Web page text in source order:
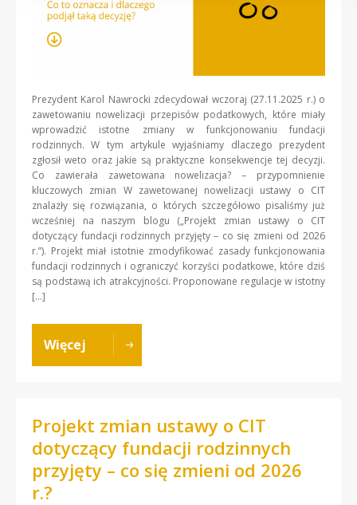
Prezydent Karol Nawrocki zdecydował wczoraj (27.11.2025 r.) o
zawetowaniu nowelizacji przepisów podatkowych, które miały
wprowadzić istotne zmiany w funkcjonowaniu fundacji
rodzinnych. W tym artykule wyjaśniamy dlaczego prezydent
zgłosił weto oraz jakie są praktyczne konsekwencje tej decyzji.
Co zawierała zawetowana nowelizacja? – przypomnienie
kluczowych zmian W zawetowanej nowelizacji ustawy o CIT
znalazły się rozwiązania, o których szczegółowo pisaliśmy już
wcześniej na naszym blogu („Projekt zmian ustawy o CIT
dotyczący fundacji rodzinnych przyjęty – co się zmieni od 2026
r.”). Projekt miał istotnie zmodyfikować zasady funkcjonowania
fundacji rodzinnych i ograniczyć korzyści podatkowe, które dziś
są podstawą ich atrakcyjności. Proponowane regulacje w istotny
[…]
Więcej
Projekt zmian ustawy o CIT
dotyczący fundacji rodzinnych
przyjęty – co się zmieni od 2026
r.?